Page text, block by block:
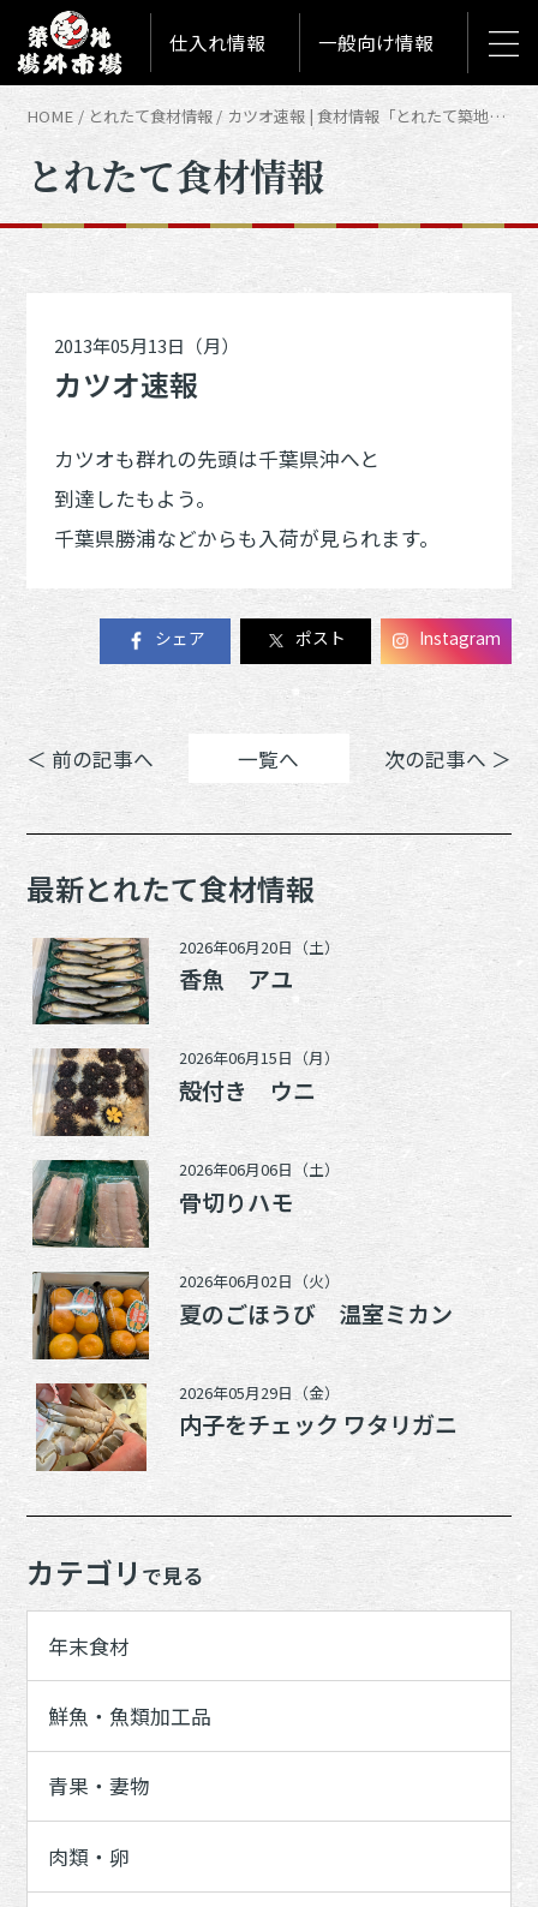
仕入れ情報 一般向け情報
HOME とれたて食材情報 カツオ速報 | 食材情報「とれたて築地食材情報」
とれたて食材情報
2013年05月13日（月）
カツオ速報
カツオも群れの先頭は千葉県沖へと
到達したもよう。
千葉県勝浦などからも入荷が見られます。
シェア ポスト Instagram
＜ 前の記事へ 一覧へ 次の記事へ ＞
最新とれたて食材情報
2026年06月20日（土）
香魚 アユ
2026年06月15日（月）
殻付き ウニ
2026年06月06日（土）
骨切りハモ
2026年06月02日（火）
夏のごほうび 温室ミカン
2026年05月29日（金）
内子をチェック ワタリガニ
カテゴリ で見る
年末食材
鮮魚・魚類加工品
青果・妻物
肉類・卵